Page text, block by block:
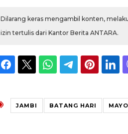
Dilarang keras mengambil konten,
izin tertulis dari Kantor Berita ANTARA.
JAMBI BATANG HARI